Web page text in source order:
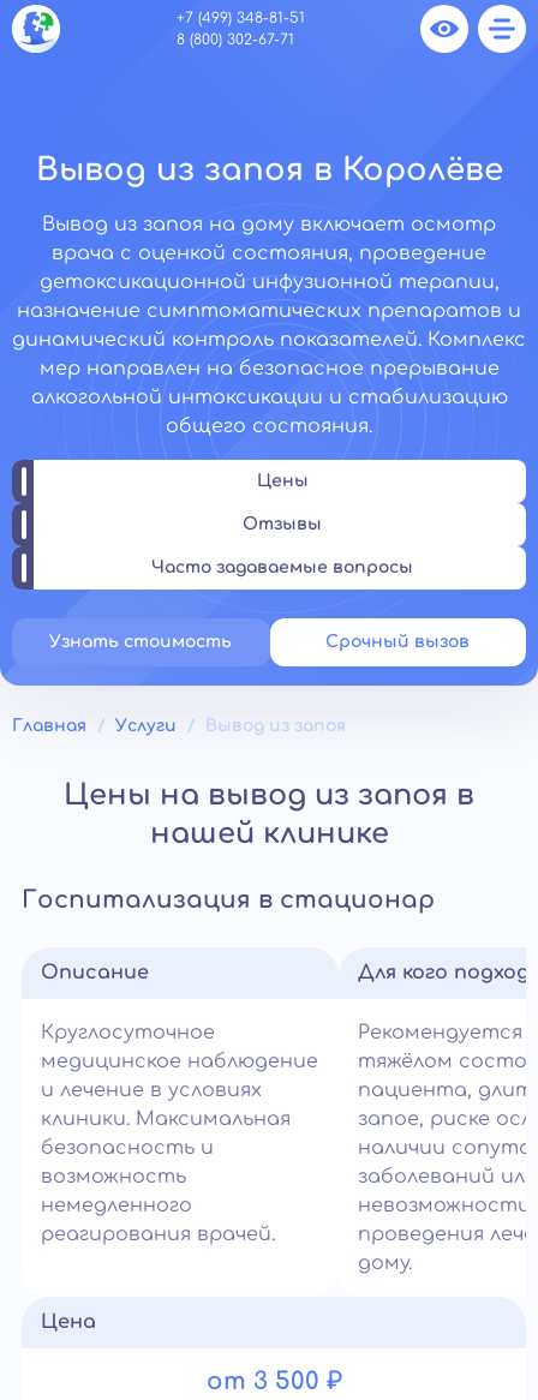
+7 (499) 348-81-51
8 (800) 302-67-71
Вывод из запоя в Королёве
Вывод из запоя на дому включает осмотр
врача с оценкой состояния, проведение
детоксикационной инфузионной терапии,
назначение симптоматических препаратов и
динамический контроль показателей. Комплекс
мер направлен на безопасное прерывание
алкогольной интоксикации и стабилизацию
общего состояния.
Цены
Отзывы
Часто задаваемые вопросы
Узнать стоимость Срочный вызов
Главная Услуги Вывод из запоя
Цены на вывод из запоя в
нашей клинике
Госпитализация в стационар
Описание
Круглосуточное
медицинское наблюдение
и лечение в условиях
клиники. Максимальная
безопасность и
возможность
немедленного
реагирования врачей.
Для кого
Рекомендуется
тяжёлом
пациента,
запое, риске
наличии
заболеваний или
невозможности
проведения
дому.
Цена
от 3 500 ₽